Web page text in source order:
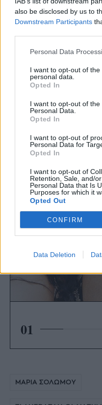
also be disclosed by us to
Downstream Participants
Personal Data
I want to opt-out of
personal data.
Opted In
I want to opt-out of the
Personal Data.
Opted In
I want to opt-out of
Personal Data for
Opted In
I want to opt-out of
Retention, Sale, and/
Personal Data that Is
Purposes for which it
Opted Out
CONFIRM
Data Deletion
ηθοποιός
selfies της.
01
ΜΑΡΙΑ ΣΟΛΩΜΟΥ